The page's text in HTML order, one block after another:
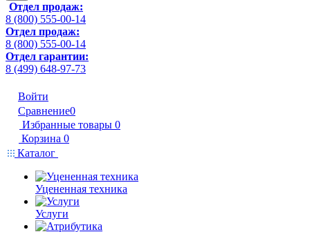
Отдел продаж:
8 (800) 555-00-14
Отдел продаж:
8 (800) 555-00-14
Отдел гарантии:
8 (499) 648-97-73
Войти
Сравнение0
Избранные товары 0
Корзина 0
Каталог
Уцененная техника
Услуги